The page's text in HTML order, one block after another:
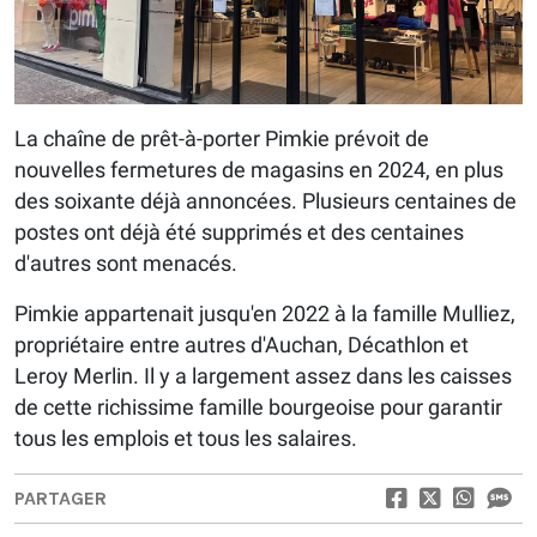
La chaîne de prêt-à-porter Pimkie prévoit de
nouvelles fermetures de magasins en 2024, en plus
des soixante déjà annoncées. Plusieurs centaines de
postes ont déjà été supprimés et des centaines
d'autres sont menacés.
Pimkie appartenait jusqu'en 2022 à la famille Mulliez,
propriétaire entre autres d'Auchan, Décathlon et
Leroy Merlin. Il y a largement assez dans les caisses
de cette richissime famille bourgeoise pour garantir
tous les emplois et tous les salaires.
PARTAGER